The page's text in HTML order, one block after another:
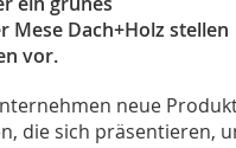
Mese Dach+Holz stellen
vor.
neue
die sich präsentieren,